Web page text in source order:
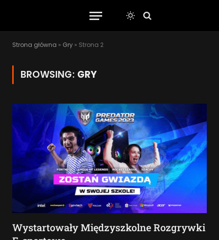
Strona główna » Gry » Strona 2
BROWSING: GRY
Wystartowały Międzyszkolne Rozgrywki